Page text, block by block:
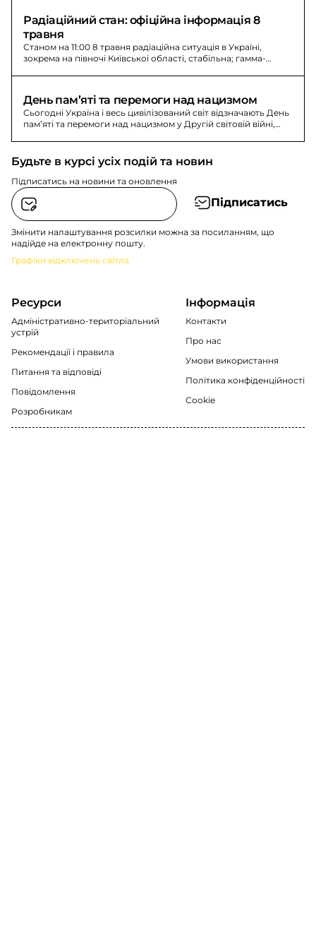
Радіаційний стан: офіційна інформація 8
травня
Станом на 11:00 8 травня радіаційна ситуація в Україні,
зокрема на півночі Київської області, стабільна; гамма-
День пам’яті та перемоги над нацизмом
Сьогодні Україна і весь цивілізований світ відзначають День
пам’яті та перемоги над нацизмом у Другій світовій війні,
Будьте в курсі усіх подій та новин
Підписатись на новини та оновлення
Підписатись
Змінити налаштування розсилки можна за посиланням, що
надійде на електронну пошту.
Графіки відключень світла
Ресурси
Адміністративно-територіальний
устрій
Рекомендації i правила
Питання та відповіді
Повідомлення
Розробникам
Інформація
Контакти
Про нас
Умови використання
Політика конфіденційності
Cookie